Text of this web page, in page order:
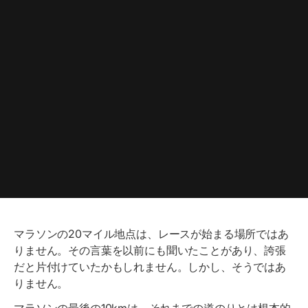
マラソンの20マイル地点は、レースが始まる場所ではあ
りません。その言葉を以前にも聞いたことがあり、誇張
だと片付けていたかもしれません。しかし、そうではあ
りません。